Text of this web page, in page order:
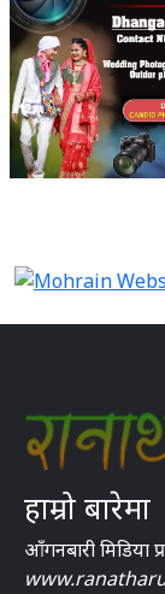
हाम्रो बारेमा
आँगनबारी मिडिया